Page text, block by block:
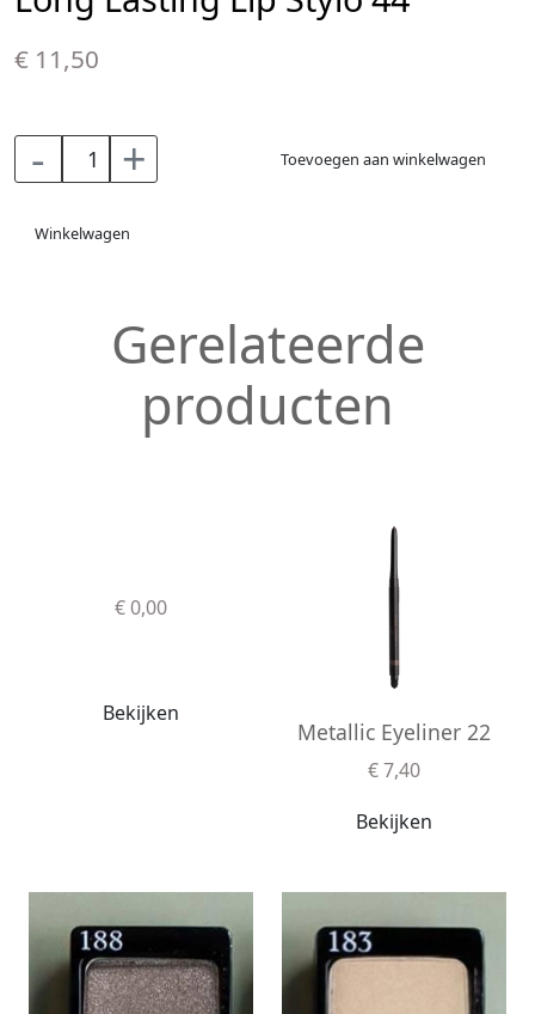
€ 11,50
- + Toevoegen aan winkelwagen
Winkelwagen
Gerelateerde
producten
€ 0,00
Bekijken
Metallic Eyeliner 22
€ 7,40
Bekijken